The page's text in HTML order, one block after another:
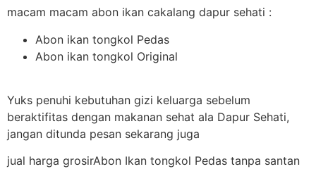
macam macam abon ikan cakalang dapur sehati :
Abon ikan tongkol Pedas
Abon ikan tongkol Original
Yuks penuhi kebutuhan gizi keluarga sebelum
beraktifitas dengan makanan sehat ala Dapur Sehati,
jangan ditunda pesan sekarang juga
jual harga grosirAbon Ikan tongkol Pedas tanpa santan